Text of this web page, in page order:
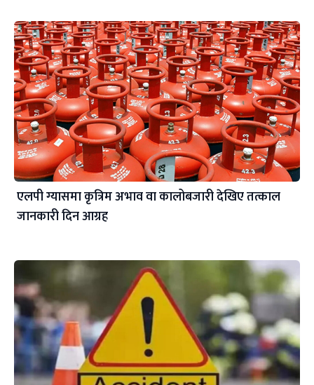
एलपी ग्यासमा कृत्रिम अभाव वा कालोबजारी देखिए तत्काल
जानकारी दिन आग्रह